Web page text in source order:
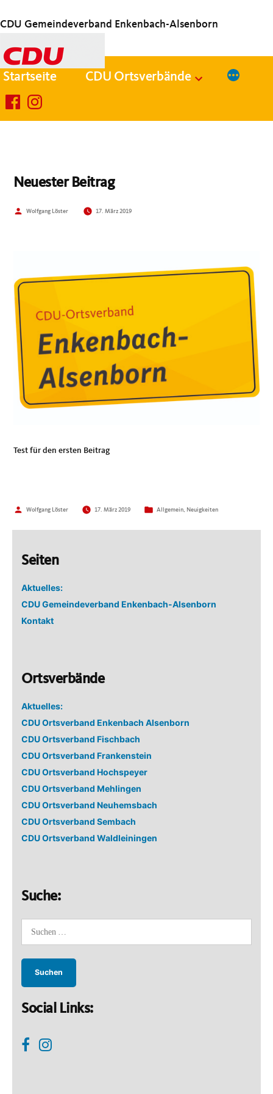
Inhalt
CDU Gemeindeverband Enkenbach-Alsenborn
Startseite CDU Ortsverbände
facebookinstagram
Neuester Beitrag
Veröffentlicht
Wolfgang Löster 17. März 2019
Test für den ersten Beitrag
Veröffentlicht
Wolfgang Löster 17. März 2019 Veröffentlicht
Allgemein, Neuigkeiten
Seiten
Aktuelles:
CDU Gemeindeverband Enkenbach-Alsenborn
Kontakt
Ortsverbände
Aktuelles:
CDU Ortsverband Enkenbach Alsenborn
CDU Ortsverband Fischbach
CDU Ortsverband Frankenstein
CDU Ortsverband Hochspeyer
CDU Ortsverband Mehlingen
CDU Ortsverband Neuhemsbach
CDU Ortsverband Sembach
CDU Ortsverband Waldleiningen
Suche:
nach:
Social Links: